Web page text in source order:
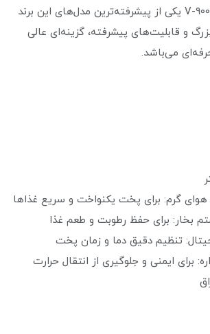
فر توکار آلتون مدل V-900 یکی از پیشرفته‌ترین مدل‌های این برند
و قابلیت‌های پیشرفته، گزینه‌ای عالی
می‌باشد.
گرم: برای پخت یکنواخت و سریع غذاها
بخار: برای حفظ رطوبت و طعم غذا
تنظیم دقیق دما و زمان پخت
برای ایمنی و جلوگیری از انتقال حرارت